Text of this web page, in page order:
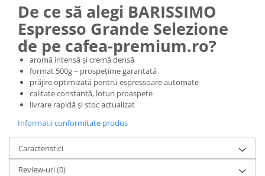
De ce să alegi BARISSIMO
Espresso Grande Selezione
de pe cafea-premium.ro?
aromă intensă și cremă densă
format 500g – prospețime garantată
prăjire optimizată pentru espressoare automate
calitate constantă, loturi proaspete
livrare rapidă și stoc actualizat
Informatii conformitate produs
Caracteristici
Review-uri(0)